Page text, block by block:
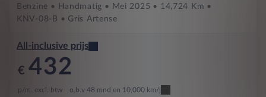
Benzine Handmatig Mei 2025
14,724 Km
KNV-08-B
Gris Artense
All-inclusive prijs
€ 432
p/m. excl. btw o.b.v 48 mnd en 10,000 km/j